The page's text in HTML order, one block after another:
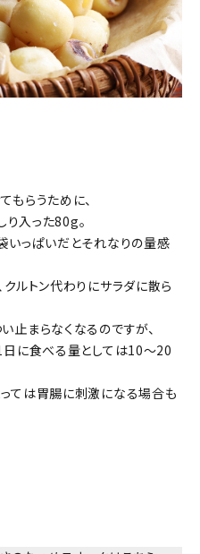
もらうために、
入った80g。
いっぱいだとそれなりの量感
クルトン代わりにサラダに散ら
止まらなくなるのですが、
日に食べる量としては10～20
ては胃腸に刺激になる場合も